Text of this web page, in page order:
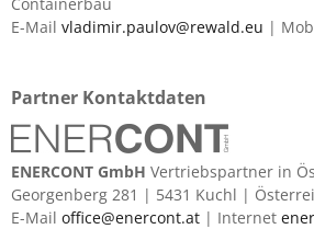
E-Mail vladimir.paulov@rewald.eu |
Partner Kontaktdaten
ENERCONT GmbH Vertriebspartner in
Georgenberg 281 | 5431 Kuchl |
E-Mail office@enercont.at | Internet